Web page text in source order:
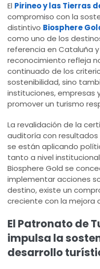
El Pirineo y las Tierras
compromiso con la
distintivo Biosphere
como uno de los
referencia en Cataluña y
reconocimiento refleja
continuado de los
sostenibilidad, sino
instituciones, empresas
promover un turismo
La revalidación de la
auditoría con
se están aplicando
tanto a nivel
Biosphere Gold se
implementar acciones
destino, existe un
creciente con la mejora
El Patronato de
impulsa la
desarrollo